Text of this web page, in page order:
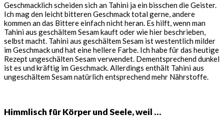
Geschmacklich scheiden sich an Tahini ja ein bisschen die Geister.
Ich mag den leicht bitteren Geschmack total gerne, andere
kommen an das Bittere einfach nicht heran. Es hilft, wenn man
Tahini aus geschältem Sesam kauft oder wie hier beschrieben,
selbst macht. Tahini aus geschältem Sesam ist westentlich milder
im Geschmack und hat eine hellere Farbe. Ich habe für das heutige
Rezept ungeschälten Sesam verwendet. Dementsprechend dunkel
ist es und kräftig im Geschmack. Allerdings enthält Tahini aus
ungeschältem Sesam natürlich entsprechend mehr Nährstoffe.
Himmlisch für Körper und Seele, weil …